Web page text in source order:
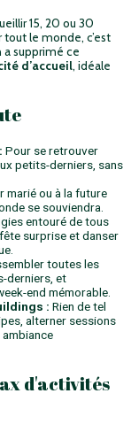
15, 20 ou 30
le monde, c’est
a supprimé ce
d’accueil, idéale
Pour se retrouver
petits-derniers, sans
marié ou à la future
se souviendra.
entouré de tous
surprise et danser
toutes les
derniers, et
end mémorable.
: Rien de tel
alterner sessions
d'activités